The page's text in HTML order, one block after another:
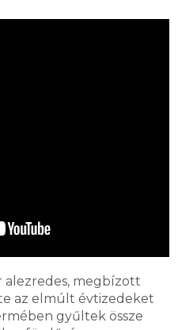
alezredes, megbízott
az elmúlt évtizedeket
gyűltek össze